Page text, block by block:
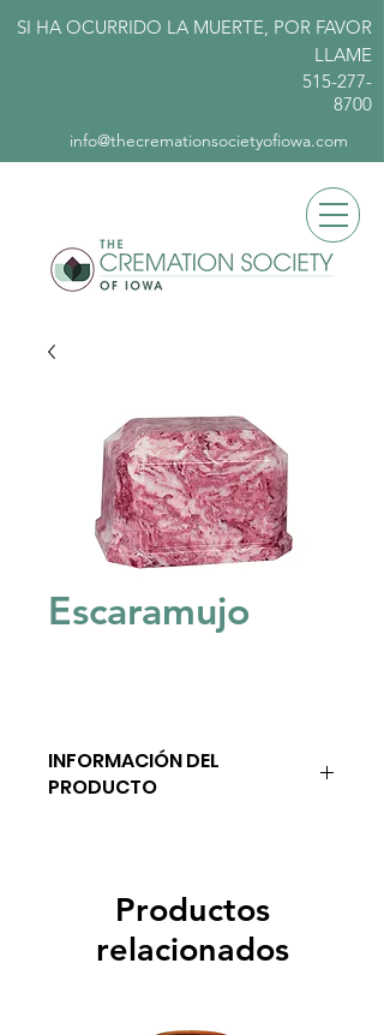
SI HA OCURRIDO LA MUERTE, POR FAVOR
LLAME
515-277-
8700
info@thecremationsocietyofiowa.com
Escaramujo
INFORMACIÓN DEL
PRODUCTO
Productos
relacionados